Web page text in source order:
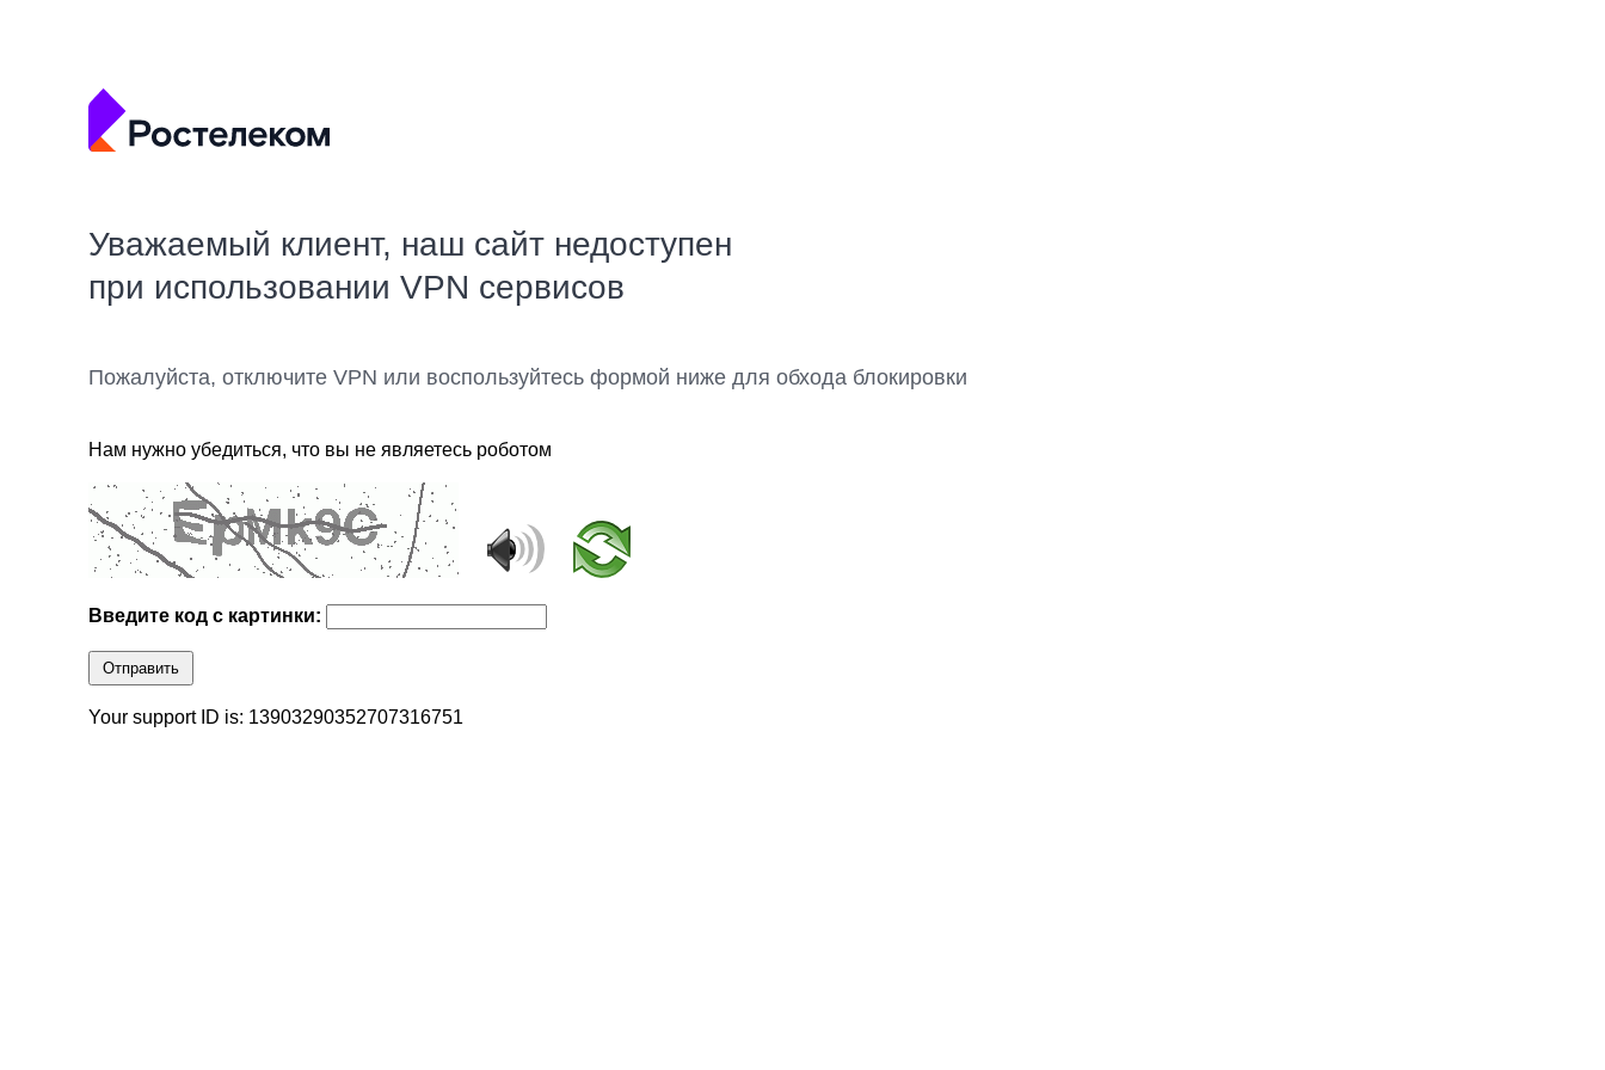
Уважаемый клиент, наш сайт недоступен
при использовании VPN сервисов
Пожалуйста, отключите VPN или воспользуйтесь формой ниже для обхода блокировки
Нам нужно убедиться, что вы не являетесь роботом
Введите код с картинки:
Отправить
Your support ID is: 13903290352707316751